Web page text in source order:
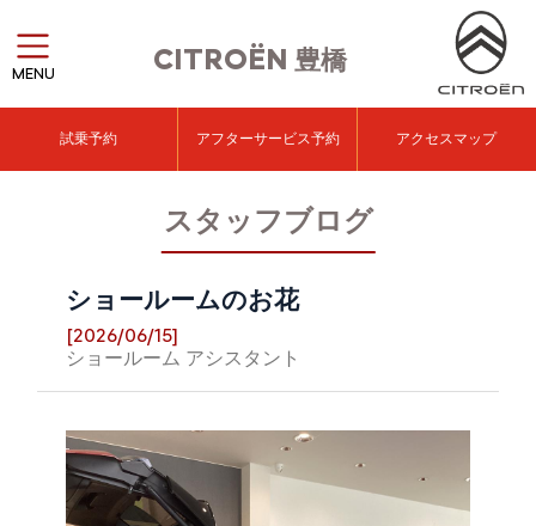
CITROËN 豊橋
MENU
試乗予約 アフターサービス予約 アクセスマップ
スタッフブログ
ショールームのお花
[2026/06/15]
ショールーム アシスタント